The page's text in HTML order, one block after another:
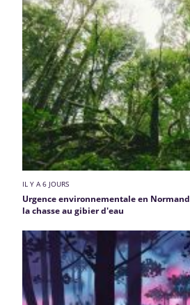
IL Y A 6 JOURS
Urgence environnementale en
la chasse au gibier d'eau